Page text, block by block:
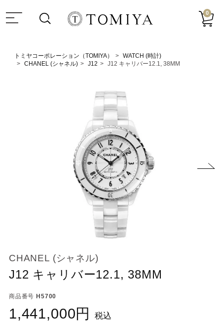
0
トミヤコーポレーション（TOMIYA）
WATCH (時計)
CHANEL (シャネル)
J12 J12 キャリバー12.1, 38MM
CHANEL (シャネル)
J12 キャリバー12.1, 38MM
商品番号 H5700
1,441,000 税込